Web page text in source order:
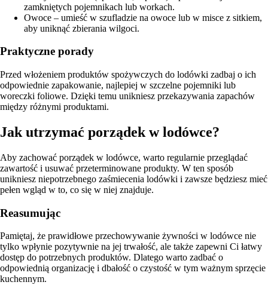
zamkniętych pojemnikach lub workach.
Owoce – umieść w szufladzie na owoce lub w misce z sitkiem,
aby uniknąć zbierania wilgoci.
Praktyczne porady
Przed włożeniem produktów spożywczych do lodówki zadbaj o ich
odpowiednie zapakowanie, najlepiej w szczelne pojemniki lub
woreczki foliowe. Dzięki temu unikniesz przekazywania zapachów
między różnymi produktami.
Jak utrzymać porządek w lodówce?
Aby zachować porządek w lodówce, warto regularnie przeglądać
zawartość i usuwać przeterminowane produkty. W ten sposób
unikniesz niepotrzebnego zaśmiecenia lodówki i zawsze będziesz mieć
pełen wgląd w to, co się w niej znajduje.
Reasumując
Pamiętaj, że prawidłowe przechowywanie żywności w lodówce nie
tylko wpłynie pozytywnie na jej trwałość, ale także zapewni Ci łatwy
dostęp do potrzebnych produktów. Dlatego warto zadbać o
odpowiednią organizację i dbałość o czystość w tym ważnym sprzęcie
kuchennym.